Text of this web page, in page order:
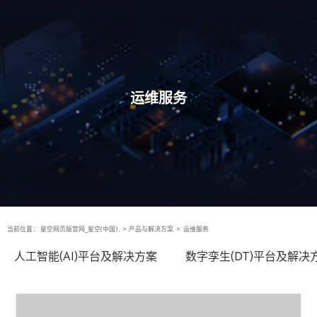
运维服务
当前位置： 星空网页版官网_星空(中国), > 产品与解决方案 > 运维服务
人工智能(AI)平台及解决方案 数字孪生(DT)平台及解决